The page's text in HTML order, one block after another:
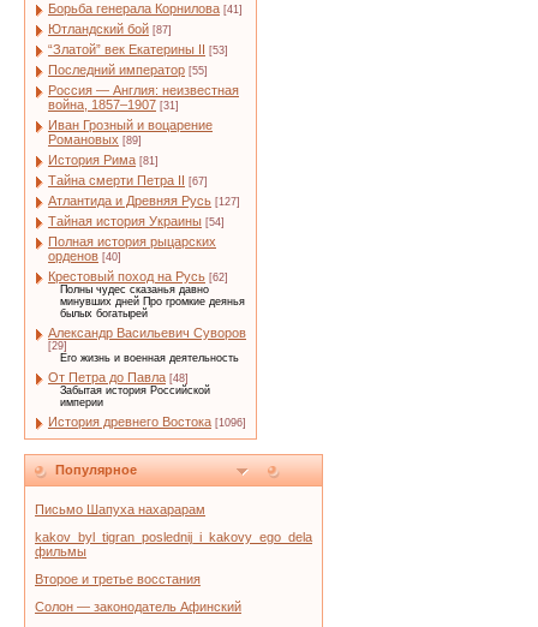
Борьба генерала Корнилова [41]
Ютландский бой [87]
“Златой” век Екатерины II [53]
Последний император [55]
Россия — Англия: неизвестная
война, 1857–1907 [31]
Иван Грозный и воцарение
Романовых [89]
История Рима [81]
Тайна смерти Петра II [67]
Атлантида и Древняя Русь [127]
Тайная история Украины [54]
Полная история рыцарских
орденов [40]
Крестовый поход на Русь [62]
Полны чудес сказанья давно
минувших дней Про громкие деянья
былых богатырей
Александр Васильевич Суворов
[29]
Его жизнь и военная деятельность
От Петра до Павла [48]
Забытая история Российской
империи
История древнего Востока [1096]
Популярное
Письмо Шапуха нахарарам
kakov_byl_tigran_poslednij_i_kakovy_ego_dela
фильмы
Второе и третье восстания
Солон — законодатель Афинский